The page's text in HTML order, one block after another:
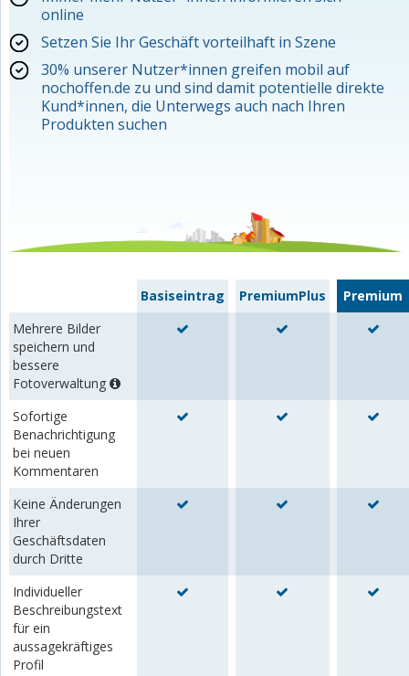
online
Setzen Sie Ihr Geschäft vorteilhaft in Szene
30% unserer Nutzer*innen greifen mobil auf
nochoffen.de zu und sind damit potentielle direkte
Kund*innen, die Unterwegs auch nach Ihren
Produkten suchen
Basiseintrag PremiumPlus
Premium
Mehrere Bilder
speichern und
bessere
Fotoverwaltung
Sofortige
Benachrichtigung
bei neuen
Kommentaren
Keine Änderungen
Ihrer
Geschäftsdaten
durch Dritte
Individueller
Beschreibungstext
für ein
aussagekräftiges
Profil